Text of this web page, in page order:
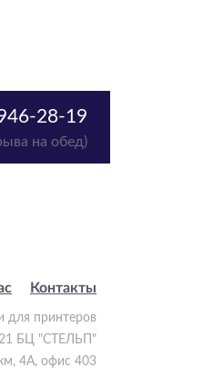
28-19
на обед)
Контакты
для принтеров
БЦ "СТЕЛЬП"
4А, офис 403